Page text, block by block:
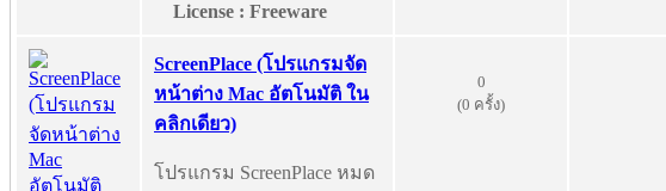
License : Freeware
ScreenPlace (โปรแกรมจัด
หน้าต่าง Mac อัตโนมัติ ใน
คลิกเดียว)
โปรแกรม ScreenPlace หมด
0
(0 ครั้ง)